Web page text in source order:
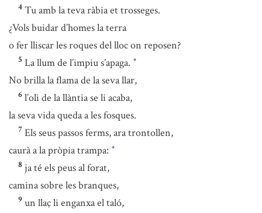
4 Tu amb la teva ràbia et trosseges.
¿Vols buidar d’homes la terra
o fer lliscar les roques del lloc on reposen?
5 La llum de l’impiu s’apaga. *
No brilla la flama de la seva llar,
6 l’oli de la llàntia se li acaba,
la seva vida queda a les fosques.
7 Els seus passos ferms, ara trontollen,
caurà a la pròpia trampa: *
8 ja té els peus al forat,
camina sobre les branques,
9 un llaç li enganxa el taló,